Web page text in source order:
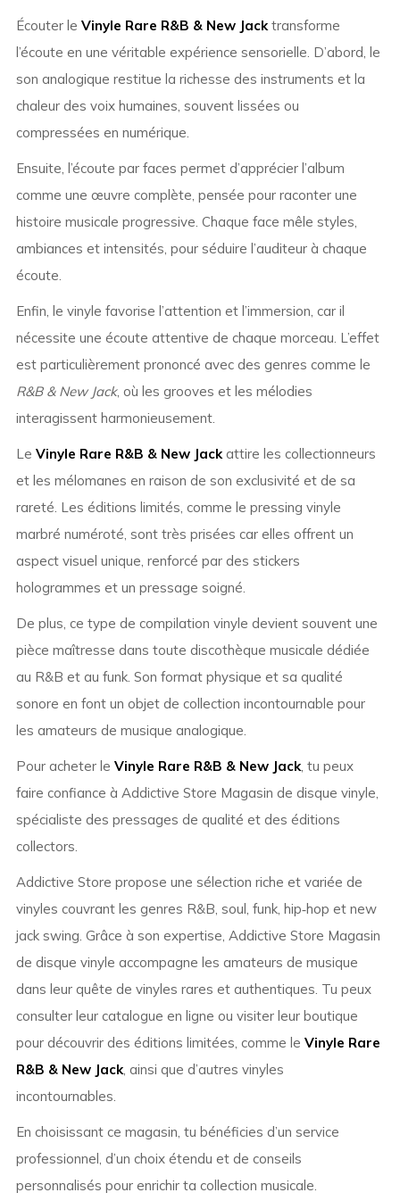
Écouter le Vinyle Rare R&B & New Jacktransforme
l’écoute en une véritable expérience sensorielle. D’abord, le
son analogique restitue la richesse des instruments et la
chaleur des voix humaines, souvent lissées ou
compressées en numérique.
Ensuite, l’écoute par faces permet d’apprécier l’album
comme une œuvre complète, pensée pour raconter une
histoire musicale progressive. Chaque face mêle styles,
ambiances et intensités, pour séduire l’auditeur à chaque
écoute.
Enfin, le vinyle favorise l’attention et l’immersion, car il
nécessite une écoute attentive de chaque morceau. L’effet
est particulièrement prononcé avec des genres comme le
R&B & New Jack, où les grooves et les mélodies
interagissent harmonieusement.
Le Vinyle Rare R&B & New Jackattire les collectionneurs
et les mélomanes en raison de son exclusivité et de sa
rareté. Les éditions limités, comme le pressing vinyle
marbré numéroté, sont très prisées car elles offrent un
aspect visuel unique, renforcé par des stickers
hologrammes et un pressage soigné.
De plus, ce type de compilation vinyle devient souvent une
pièce maîtresse dans toute discothèque musicale dédiée
au R&B et au funk. Son format physique et sa qualité
sonore en font un objet de collection incontournable pour
les amateurs de musique analogique.
Pour acheter le Vinyle Rare R&B & New Jack, tu peux
faire confiance à Addictive Store Magasin de disque vinyle,
spécialiste des pressages de qualité et des éditions
collectors.
Addictive Store propose une sélection riche et variée de
vinyles couvrant les genres R&B, soul, funk, hip‑hop et new
jack swing. Grâce à son expertise, Addictive Store Magasin
de disque vinyle accompagne les amateurs de musique
dans leur quête de vinyles rares et authentiques. Tu peux
consulter leur catalogue en ligne ou visiter leur boutique
pour découvrir des éditions limitées, comme le Vinyle Rare
R&B & New Jack, ainsi que d’autres vinyles
incontournables.
En choisissant ce magasin, tu bénéficies d’un service
professionnel, d’un choix étendu et de conseils
personnalisés pour enrichir ta collection musicale.